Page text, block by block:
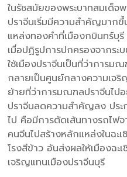
ในรัชสมัยของพระบาทสมเด็จ
ปราจีนเริ่มมีความสำคัญมาก
แหล่งทองคำที่เมืองกบินทร์บุ
เมื่อปฏิรูปการปกครองจากระ
ใช้เมืองปราจีนเป็นที่ว่าการม
กลายเป็นศูนย์กลางความเจ
ย้ายที่ว่าการมณฑลปราจีนไปอ
ปราจีนลดความสำคัญลง ปร
ไป คือมีการตัดเส้นทางรถไฟจ
คนจีนไปสร้างหลักแหล่งในฉะ
โรงสีข้าว อันส่งผลให้เมืองฉะ
เจริญแทนเมืองปราจีนบุรี